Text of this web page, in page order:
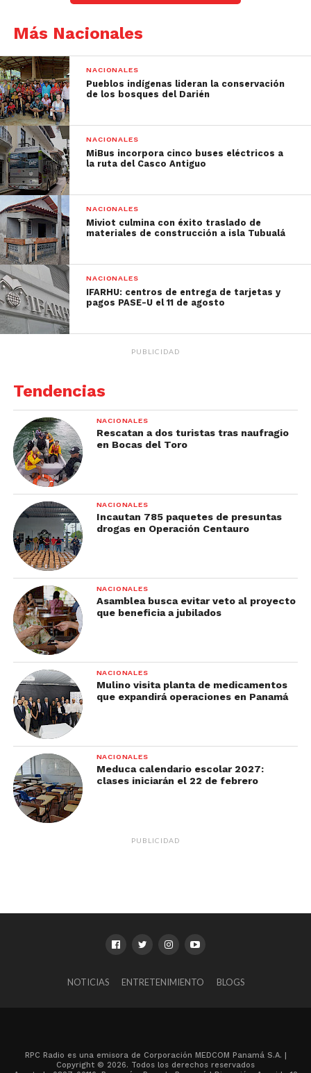
Más Nacionales
NACIONALES
Pueblos indígenas lideran la conservación
de los bosques del Darién
NACIONALES
MiBus incorpora cinco buses eléctricos a
la ruta del Casco Antiguo
NACIONALES
Miviot culmina con éxito traslado de
materiales de construcción a isla Tubualá
NACIONALES
IFARHU: centros de entrega de tarjetas y
pagos PASE-U el 11 de agosto
PUBLICIDAD
Tendencias
NACIONALES
Rescatan a dos turistas tras naufragio
en Bocas del Toro
NACIONALES
Incautan 785 paquetes de presuntas
drogas en Operación Centauro
NACIONALES
Asamblea busca evitar veto al proyecto
que beneficia a jubilados
NACIONALES
Mulino visita planta de medicamentos
que expandirá operaciones en Panamá
NACIONALES
Meduca calendario escolar 2027:
clases iniciarán el 22 de febrero
PUBLICIDAD
NOTICIAS ENTRETENIMIENTO BLOGS
RPC Radio es una emisora de Corporación MEDCOM Panamá S.A. |
Copyright © 2026. Todos los derechos reservados